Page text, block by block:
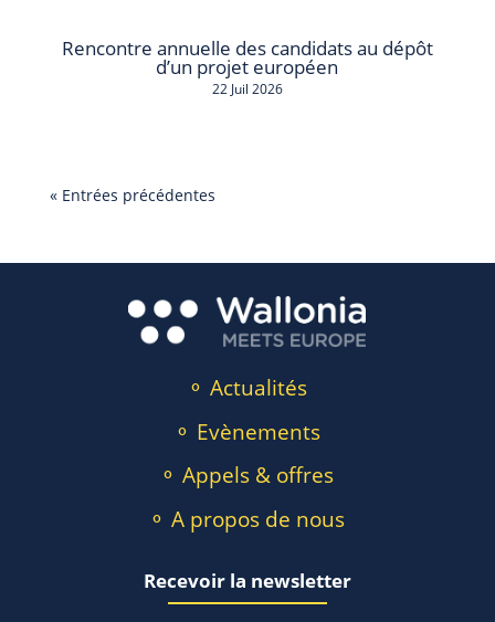
Rencontre annuelle des candidats au dépôt
d’un projet européen
22 Juil 2026
« Entrées précédentes
⚬ Actualités
⚬ Evènements
⚬ Appels & offres
⚬ A propos de nous
Recevoir la newsletter